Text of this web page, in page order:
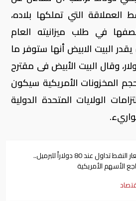
العملاقة التي تملكها بلاده،
في طلب ميزانيته العام
البيت الابيض أنها ستوفر ما
مليار دولار، وقال البيت الأبيض فى مقترح
المخزونات الأمريكية سيكون
الولايات المتحدة الدولية
أسعار النفط تداول عند 80 دولاراً للبرميل..
الأسهم الأمريكية